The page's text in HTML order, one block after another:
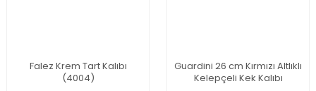
Falez Krem Tart Kalıbı
(4004)
Guardini 26 cm Kırmızı Altlıklı
Kelepçeli Kek Kalıbı